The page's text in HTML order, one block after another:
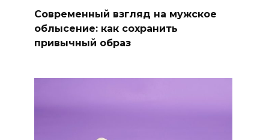
Современный взгляд на мужское
облысение: как сохранить
привычный образ